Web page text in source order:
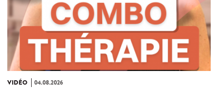
VIDÉO 04.08.2026